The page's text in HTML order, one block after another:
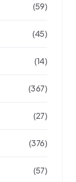
(59)
(45)
(14)
(367)
(27)
(376)
(57)